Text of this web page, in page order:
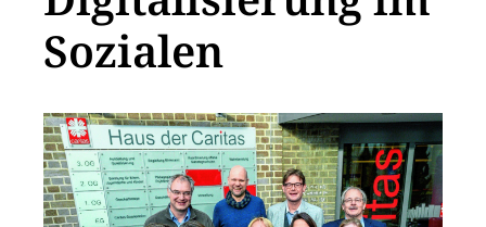
Sozialen